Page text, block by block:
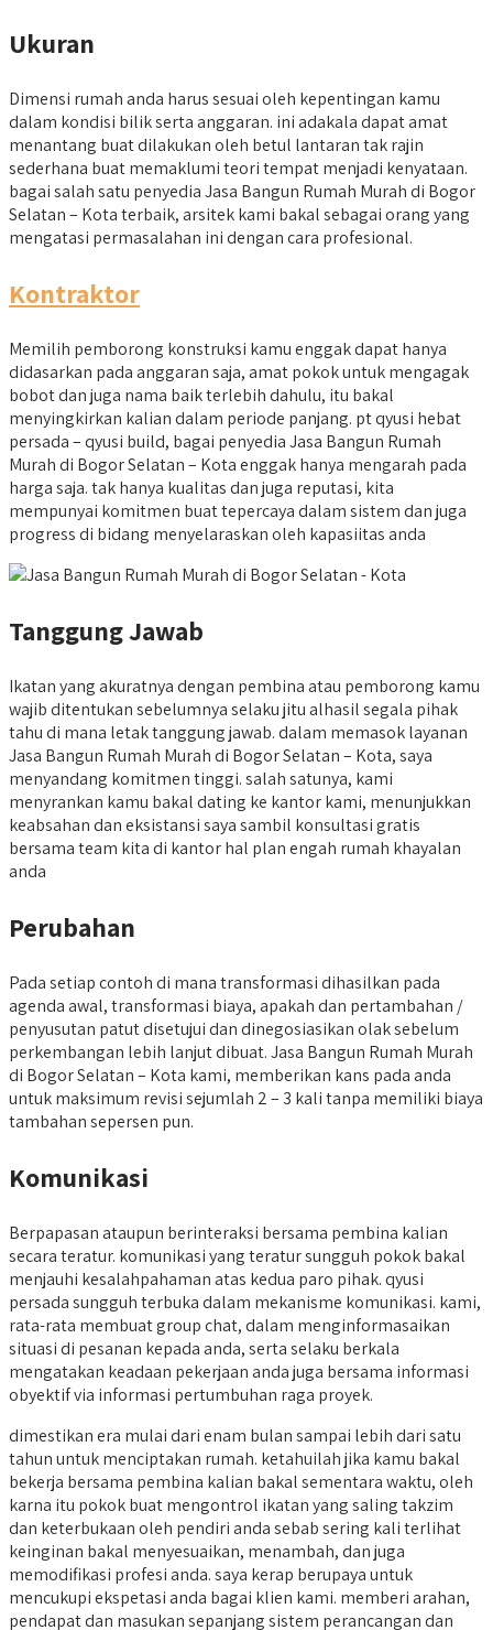
Ukuran
Dimensi rumah anda harus sesuai oleh kepentingan kamu
dalam kondisi bilik serta anggaran. ini adakala dapat amat
menantang buat dilakukan oleh betul lantaran tak rajin
sederhana buat memaklumi teori tempat menjadi kenyataan.
bagai salah satu penyedia Jasa Bangun Rumah Murah di Bogor
Selatan – Kota terbaik, arsitek kami bakal sebagai orang yang
mengatasi permasalahan ini dengan cara profesional.
Kontraktor
Memilih pemborong konstruksi kamu enggak dapat hanya
didasarkan pada anggaran saja, amat pokok untuk mengagak
bobot dan juga nama baik terlebih dahulu, itu bakal
menyingkirkan kalian dalam periode panjang. pt qyusi hebat
persada – qyusi build, bagai penyedia Jasa Bangun Rumah
Murah di Bogor Selatan – Kota enggak hanya mengarah pada
harga saja. tak hanya kualitas dan juga reputasi, kita
mempunyai komitmen buat tepercaya dalam sistem dan juga
progress di bidang menyelaraskan oleh kapasiitas anda
Tanggung Jawab
Ikatan yang akuratnya dengan pembina atau pemborong kamu
wajib ditentukan sebelumnya selaku jitu alhasil segala pihak
tahu di mana letak tanggung jawab. dalam memasok layanan
Jasa Bangun Rumah Murah di Bogor Selatan – Kota, saya
menyandang komitmen tinggi. salah satunya, kami
menyrankan kamu bakal dating ke kantor kami, menunjukkan
keabsahan dan eksistansi saya sambil konsultasi gratis
bersama team kita di kantor hal plan engah rumah khayalan
anda
Perubahan
Pada setiap contoh di mana transformasi dihasilkan pada
agenda awal, transformasi biaya, apakah dan pertambahan /
penyusutan patut disetujui dan dinegosiasikan olak sebelum
perkembangan lebih lanjut dibuat. Jasa Bangun Rumah Murah
di Bogor Selatan – Kota kami, memberikan kans pada anda
untuk maksimum revisi sejumlah 2 – 3 kali tanpa memiliki biaya
tambahan sepersen pun.
Komunikasi
Berpapasan ataupun berinteraksi bersama pembina kalian
secara teratur. komunikasi yang teratur sungguh pokok bakal
menjauhi kesalahpahaman atas kedua paro pihak. qyusi
persada sungguh terbuka dalam mekanisme komunikasi. kami,
rata-rata membuat group chat, dalam menginformasaikan
situasi di pesanan kepada anda, serta selaku berkala
mengatakan keadaan pekerjaan anda juga bersama informasi
obyektif via informasi pertumbuhan raga proyek.
dimestikan era mulai dari enam bulan sampai lebih dari satu
tahun untuk menciptakan rumah. ketahuilah jika kamu bakal
bekerja bersama pembina kalian bakal sementara waktu, oleh
karna itu pokok buat mengontrol ikatan yang saling takzim
dan keterbukaan oleh pendiri anda sebab sering kali terlihat
keinginan bakal menyesuaikan, menambah, dan juga
memodifikasi profesi anda. saya kerap berupaya untuk
mencukupi ekspetasi anda bagai klien kami. memberi arahan,
pendapat dan masukan sepanjang sistem perancangan dan